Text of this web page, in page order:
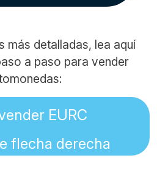
más detalladas, lea aquí
a paso para vender
EURC